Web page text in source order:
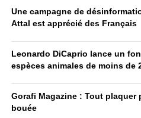
Une campagne de
Attal est apprécié des Français
Leonardo DiCaprio lance un
espèces animales de moins de
Gorafi Magazine : Tout plaquer
bouée